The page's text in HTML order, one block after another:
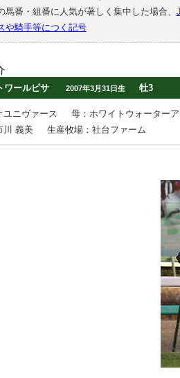
馬番・組番に人気が著しく集中した場合、
や騎手等につく記号
ワールピサ
2007年3月31日生 牡3
ユニヴァース
母：ホワイトウォーター
川 義美
生産牧場：社台ファーム